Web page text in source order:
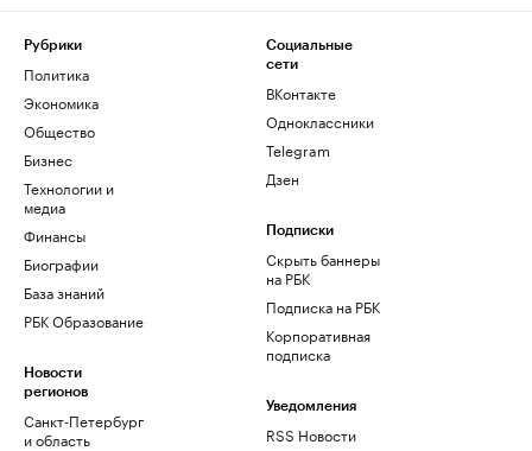
Рубрики
Политика
Экономика
Общество
Бизнес
Технологии и
медиа
Финансы
Биографии
База знаний
РБК Образование
Новости
регионов
Санкт-Петербург
и область
Социальные
сети
ВКонтакте
Одноклассники
Telegram
Дзен
Подписки
Скрыть баннеры
на РБК
Подписка на РБК
Корпоративная
подписка
Уведомления
RSS Новости